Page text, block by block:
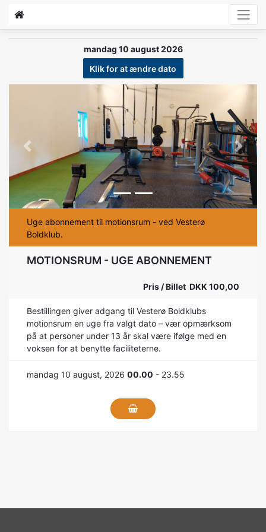
mandag 10 august 2026
Klik for at ændre dato
Previous Next
Uge abonnement til motionsrum - ved Vesterø
Boldklub.
MOTIONSRUM - UGE ABONNEMENT
Pris / Billet DKK 100,00
Bestillingen giver adgang til Vesterø Boldklubs
motionsrum en uge fra valgt dato – vær opmærksom
på at personer under 13 år skal være ifølge med en
voksen for at benytte faciliteterne.
mandag 10 august, 2026 00.00 - 23.55